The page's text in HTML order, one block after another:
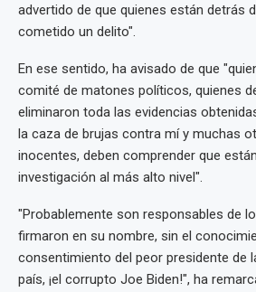
advertido de que quienes están detrás
cometido un delito".
En ese sentido, ha avisado de que
comité de matones políticos, quienes
eliminaron toda las evidencias
la caza de brujas contra mí y muchas
inocentes, deben comprender que
investigación al más alto nivel".
"Probablemente son responsables de
firmaron en su nombre, sin el
consentimiento del peor presidente de
país, ¡el corrupto Joe Biden!", ha